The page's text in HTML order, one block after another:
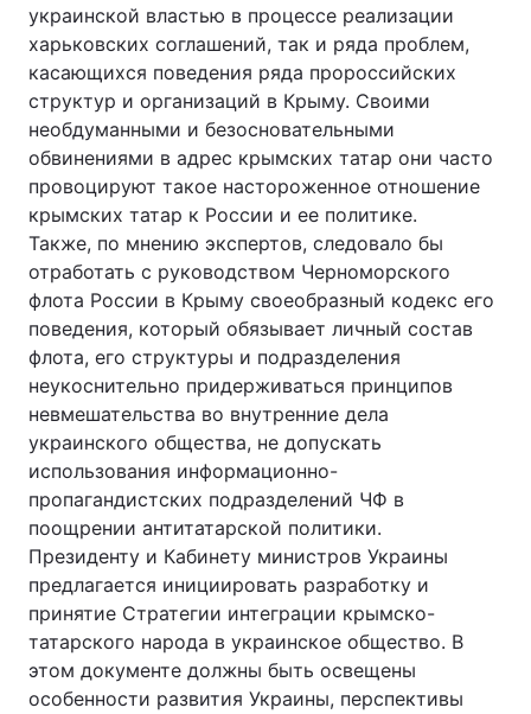
украинской властью в процессе реализации
харьковских соглашений, так и ряда проблем,
касающихся поведения ряда пророссийских
структур и организаций в Крыму. Своими
необдуманными и безосновательными
обвинениями в адрес крымских татар они часто
провоцируют такое настороженное отношение
крымских татар к России и ее политике.
Также, по мнению экспертов, следовало бы
отработать с руководством Черноморского
флота России в Крыму своеобразный кодекс его
поведения, который обязывает личный состав
флота, его структуры и подразделения
неукоснительно придерживаться принципов
невмешательства во внутренние дела
украинского общества, не допускать
использования информационно-
пропагандистских подразделений ЧФ в
поощрении антитатарской политики.
Президенту и Кабинету министров Украины
предлагается инициировать разработку и
принятие Стратегии интеграции крымско-
татарского народа в украинское общество. В
этом документе должны быть освещены
особенности развития Украины, перспективы